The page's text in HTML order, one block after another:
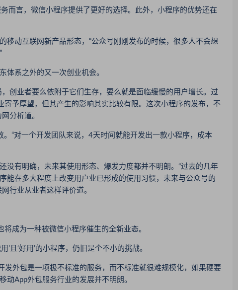
言，微信小程序提供了更好的选择。此外，小程序的优势还在
动互联网新产品形态，“公众号刚刚发布的时候，很多人不会想
系之外的又一次创业机会。
业者要么依附于它们生存，要么就是面临缓慢的用户增长。过
寄予厚望，但其产生的影响其实比较有限。这次小程序的发布，不
分析道。
对一个开发团队来说，4天时间就能开发出一款小程序，成本
有明确，未来其使用形态、爆发力度都并不明朗。“过去的几年
能在多大程度上改变用户业已形成的使用习惯，未来与公众号的
行业从业者这样评价道。
成为一种被微信小程序催生的全新业态。
‘好用’的小程序，仍旧是个不小的挑战。
外包是一项极不标准的服务，而不标准就很难规模化，如果硬要
动App外包服务行业的发展并不明朗。